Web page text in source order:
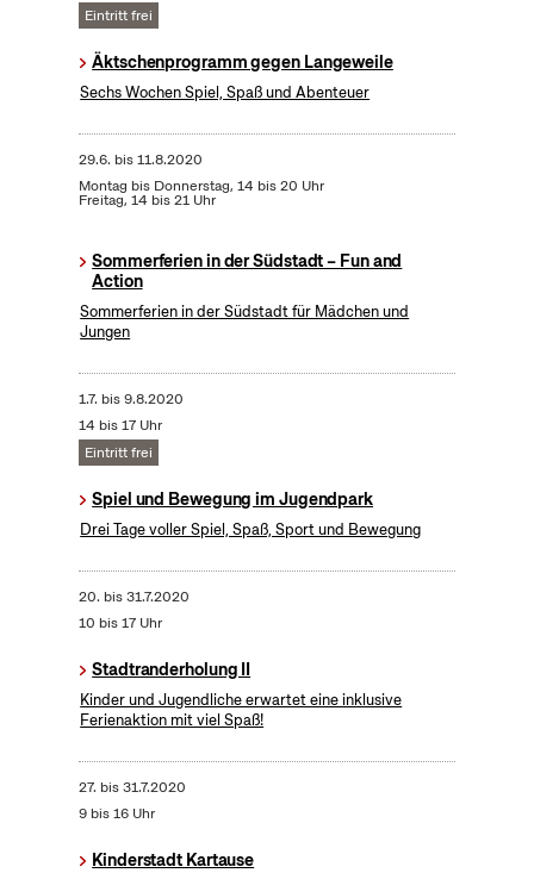
Eintritt frei
Äktschenprogramm gegen Langeweile
Sechs Wochen Spiel, Spaß und Abenteuer
29.6. bis11.8.2020
Montag bis Donnerstag, 14 bis 20 Uhr
Freitag, 14 bis 21 Uhr
Sommerferien in der Südstadt – Fun and
Action
Sommerferien in der Südstadt für Mädchen und
Jungen
1.7. bis9.8.2020
14 bis 17 Uhr
Eintritt frei
Spiel und Bewegung im Jugendpark
Drei Tage voller Spiel, Spaß, Sport und Bewegung
20. bis31.7.2020
10 bis 17 Uhr
Stadtranderholung II
Kinder und Jugendliche erwartet eine inklusive
Ferienaktion mit viel Spaß!
27. bis31.7.2020
9 bis 16 Uhr
Kinderstadt Kartause